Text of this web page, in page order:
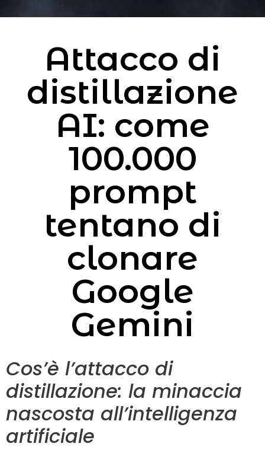
Attacco di
distillazione
AI: come
100.000
prompt
tentano di
clonare
Google
Gemini
Cos’è l’attacco di
distillazione: la minaccia
nascosta all’intelligenza
artificiale